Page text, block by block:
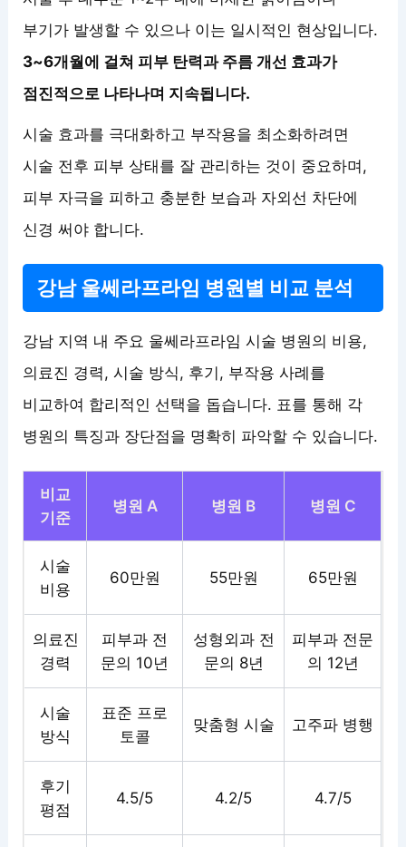
부기가 발생할 수 있으나 이는 일시적인 현상입니다.
3~6개월에 걸쳐 피부 탄력과 주름 개선 효과가
점진적으로 나타나며 지속됩니다.
시술 효과를 극대화하고 부작용을 최소화하려면
시술 전후 피부 상태를 잘 관리하는 것이 중요하며,
피부 자극을 피하고 충분한 보습과 자외선 차단에
신경 써야 합니다.
강남 울쎄라프라임 병원별 비교 분석
강남 지역 내 주요 울쎄라프라임 시술 병원의 비용,
의료진 경력, 시술 방식, 후기, 부작용 사례를
비교하여 합리적인 선택을 돕습니다. 표를 통해 각
병원의 특징과 장단점을 명확히 파악할 수 있습니다.
비교
기준
병원 A 병원 B 병원 C
시술
비용
60만원 55만원 65만원
의료진
경력
피부과 전
문의 10년
성형외과 전
문의 8년
피부과 전문
의 12년
시술
방식
표준 프로
토콜
맞춤형 시술 고주파 병행
후기
평점
4.5/5 4.2/5 4.7/5